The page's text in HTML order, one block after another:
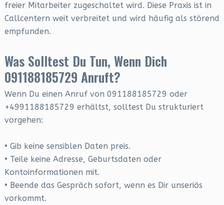
freier Mitarbeiter zugeschaltet wird. Diese Praxis ist in
Callcentern weit verbreitet und wird häufig als störend
empfunden.
Was Solltest Du Tun, Wenn Dich
091188185729 Anruft?
Wenn Du einen Anruf von 091188185729 oder
+4991188185729 erhältst, solltest Du strukturiert
vorgehen:
• Gib keine sensiblen Daten preis.
• Teile keine Adresse, Geburtsdaten oder
Kontoinformationen mit.
• Beende das Gespräch sofort, wenn es Dir unseriös
vorkommt.